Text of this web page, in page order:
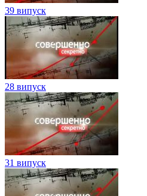
39 випуск
28 випуск
31 випуск